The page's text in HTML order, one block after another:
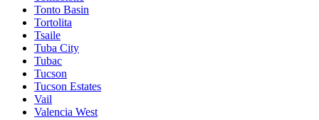
Tonto Basin
Tortolita
Tsaile
Tuba City
Tubac
Tucson
Tucson Estates
Vail
Valencia West